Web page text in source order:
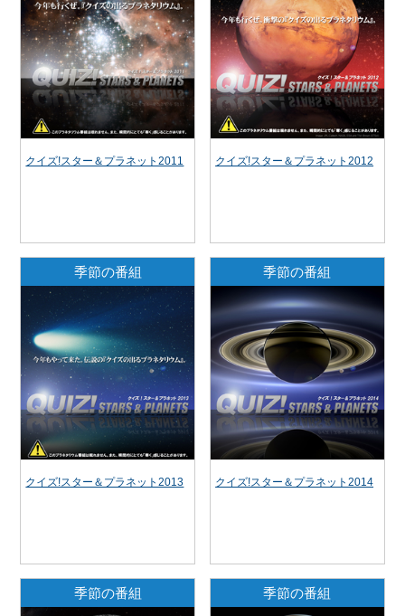
クイズ!スター＆プラネット2011 クイズ!スター＆プラネット2012
季節の番組
クイズ!スター＆プラネット2013
季節の番組
クイズ!スター＆プラネット2014
季節の番組 季節の番組